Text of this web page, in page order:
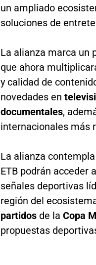
un ampliado
soluciones de
La alianza marca un
que ahora
y calidad de
novedades en
documentales,
internacionales más
La alianza
ETB podrán acceder a
señales deportivas
región del
partidosde la Copa
propuestas